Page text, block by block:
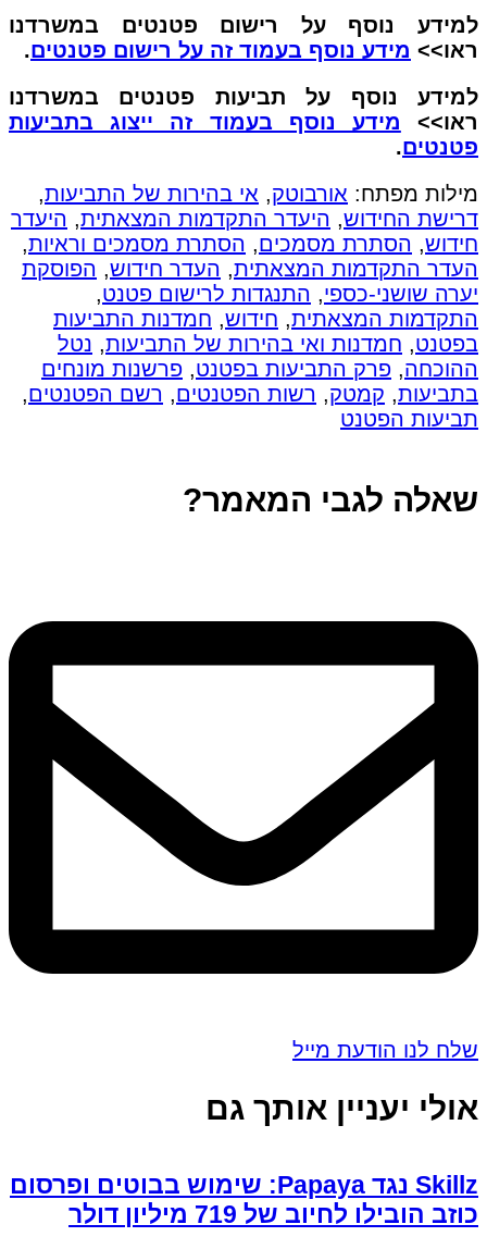
למידע נוסף על רישום פטנטים במשרדנו
ראו>> מידע נוסף בעמוד זה על רישום פטנטים.
למידע נוסף על תביעות פטנטים במשרדנו
ראו>> מידע נוסף בעמוד זה ייצוג בתביעות
פטנטים.
מילות מפתח: אורבוטק, אי בהירות של התביעות,
דרישת החידוש, היעדר התקדמות המצאתית, היעדר
חידוש, הסתרת מסמכים, הסתרת מסמכים וראיות,
העדר התקדמות המצאתית, העדר חידוש, הפוסקת
יערה שושני-כספי, התנגדות לרישום פטנט,
התקדמות המצאתית, חידוש, חמדנות התביעות
בפטנט, חמדנות ואי בהירות של התביעות, נטל
ההוכחה, פרק התביעות בפטנט, פרשנות מונחים
בתביעות, קמטק, רשות הפטנטים, רשם הפטנטים,
תביעות הפטנט
שאלה לגבי המאמר?
שלח לנו הודעת מייל
אולי יעניין אותך גם
Skillz נגד Papaya: שימוש בבוטים ופרסום
כוזב הובילו לחיוב של 719 מיליון דולר